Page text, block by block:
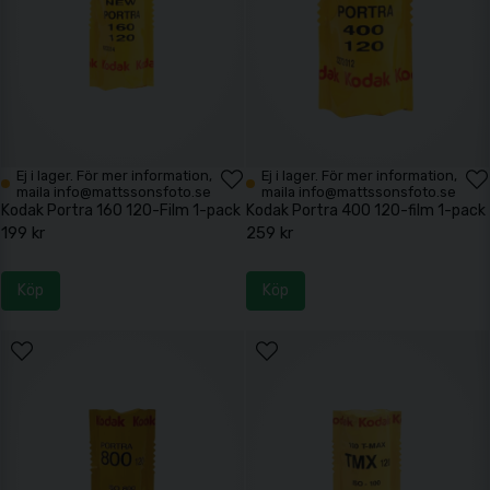
Ej i lager. För mer information,
maila info@mattssonsfoto.se
Kodak Portra 160 120-Film 1-pack
199 kr
Köp
Ej i lager. För mer information,
maila info@mattssonsfoto.se
Kodak Portra 400 120-film 1-pack
259 kr
Köp